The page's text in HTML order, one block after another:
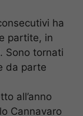
ha
partite, in
Sono tornati
da parte
all’anno
Cannavaro